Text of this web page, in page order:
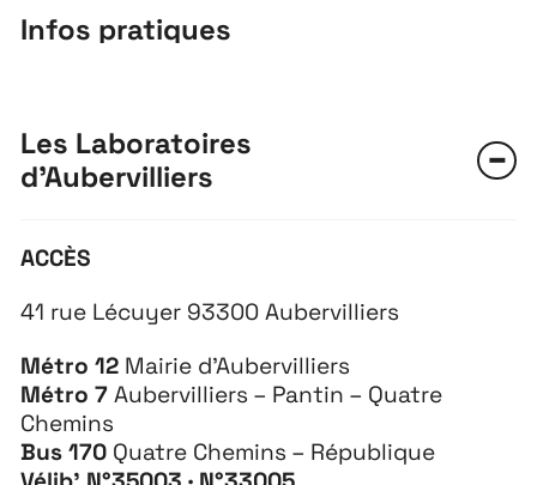
Infos pratiques
Les Laboratoires
d'Aubervilliers
ACCÈS
41 rue Lécuyer 93300 Aubervilliers
Métro 12 Mairie d’Aubervilliers
Métro 7Aubervilliers – Pantin – Quatre
Chemins
Bus 170 Quatre Chemins – République